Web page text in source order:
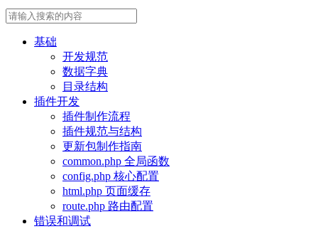
基础
开发规范
数据字典
目录结构
插件开发
插件制作流程
插件规范与结构
更新包制作指南
common.php 全局函数
config.php 核心配置
html.php 页面缓存
route.php 路由配置
错误和调试